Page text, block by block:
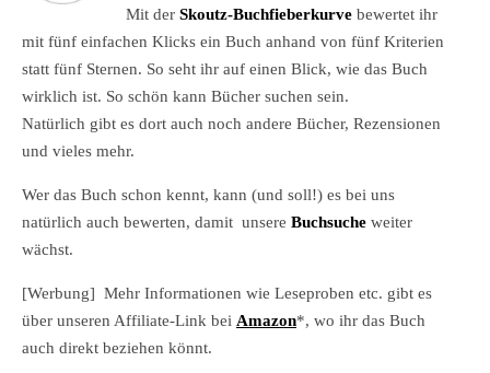
Mit der Skoutz-Buchfieberkurve bewertet ihr
mit fünf einfachen Klicks ein Buch anhand von fünf Kriterien
statt fünf Sternen. So seht ihr auf einen Blick, wie das Buch
wirklich ist. So schön kann Bücher suchen sein.
Natürlich gibt es dort auch noch andere Bücher, Rezensionen
und vieles mehr.
Wer das Buch schon kennt, kann (und soll!) es bei uns
natürlich auch bewerten, damit unsere Buchsuche weiter
wächst.
[Werbung] Mehr Informationen wie Leseproben etc. gibt es
über unseren Affiliate-Link bei Amazon*, wo ihr das Buch
auch direkt beziehen könnt.